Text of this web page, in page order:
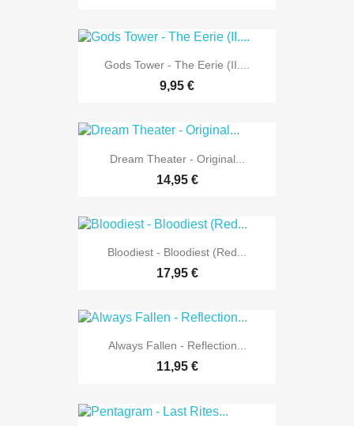
Gods Tower - The Eerie (II....
9,95 €
Dream Theater - Original...
14,95 €
Bloodiest - Bloodiest (Red...
17,95 €
Always Fallen - Reflection...
11,95 €